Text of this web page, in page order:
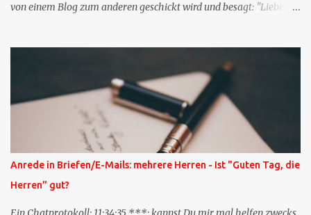
von einem Blog zum anderen geschickt wird und besagt: "Lieber
was ich zu deinem Inhalt zu sagen hatte." Diese
Nachrichtenfunktion wird 'angestoßen' in dem 'mein' Blog an die
'TrackbackURL' des Anderen einen 'Ping' schickt, d.h. ein paar
Parameter übergibt (URL meines Eintrags, Kurzzitat meines
Beitrags). Praktisch muss man nichts Anderes tun, als die
TrackbackURL beim Schreiben meines Beitrags in ein bestimmtes
Feld in meinem 'Blog-Redaktionssystem' einzufügen. Trackbacks
und TrackbackURLs sind heute recht selten. Das Trackback-
Verfahren wurde wei...
Anrede in Briefen/E-Mails: mehrere Herren - Ist "Guten Tag, die
Herren" gut?